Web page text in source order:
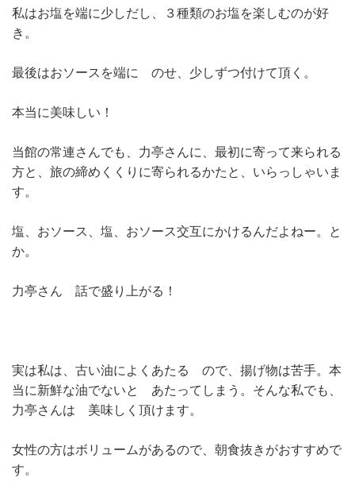
私はお塩を端に少しだし、３種類のお塩を楽しむのが好
き。
最後はおソースを端に のせ、少しずつ付けて頂く。
本当に美味しい！
当館の常連さんでも、力亭さんに、最初に寄って来られる
方と、旅の締めくくりに寄られるかたと、いらっしゃいま
す。
塩、おソース、塩、おソース交互にかけるんだよねー。と
か。
力亭さん 話で盛り上がる！
実は私は、古い油によくあたる ので、揚げ物は苦手。本
当に新鮮な油でないと あたってしまう。そんな私でも、
力亭さんは 美味しく頂けます。
女性の方はボリュームがあるので、朝食抜きがおすすめで
す。